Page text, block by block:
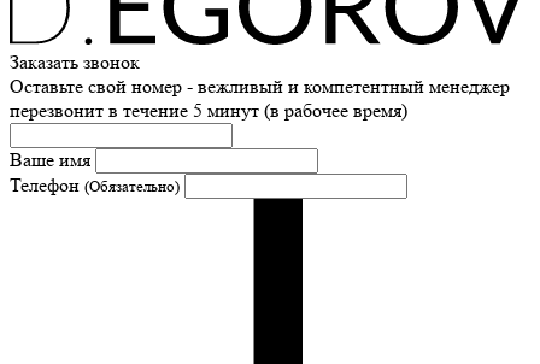
Заказать звонок
Оставьте свой номер - вежливый и компетентный менеджер
перезвонит в течение 5 минут (в рабочее время)
Ваше имя
Телефон (Обязательно)